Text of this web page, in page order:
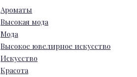
Ароматы
Высокая мода
Мода
Высокое ювелирное искусство
Искусство
Красота